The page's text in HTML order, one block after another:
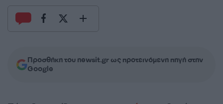
Προσθήκη του newsit.gr ως προτεινόμενη πηγή στην
Google